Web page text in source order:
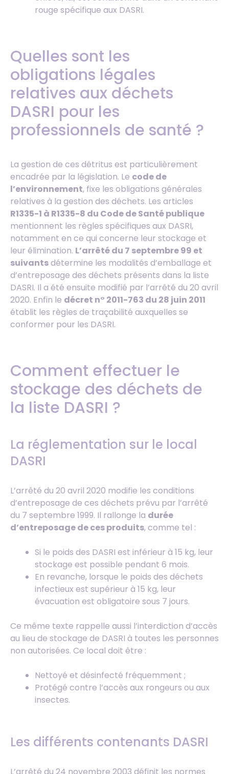
rouge spécifique aux DASRI.
Quelles sont les
obligations légales
relatives aux déchets
DASRI pour les
professionnels de santé ?
La gestion de ces détritus est particulièrement
encadrée par la législation. Le code de
l’environnement, fixe les obligations générales
relatives à la gestion des déchets. Les articles
R1335-1 à R1335-8 du Code de Santé publique
mentionnent les règles spécifiques aux DASRI,
notamment en ce qui concerne leur stockage et
leur élimination. L’arrêté du 7 septembre 99 et
suivantsdétermine les modalités d’emballage et
d’entreposage des déchets présents dans la liste
DASRI. Il a été ensuite modifié par l’arrêté du 20 avril
2020. Enfin le décret n° 2011-763 du 28 juin 2011
établit les règles de traçabilité auxquelles se
conformer pour les DASRI.
Comment effectuer le
stockage des déchets de
la liste DASRI ?
La réglementation sur le local
DASRI
L’arrêté du 20 avril 2020 modifie les conditions
d’entreposage de ces déchets prévu par l’arrêté
du 7 septembre 1999. Il rallonge la durée
d’entreposage de ces produits, comme tel :
Si le poids des DASRI est inférieur à 15 kg, leur
stockage est possible pendant 6 mois.
En revanche, lorsque le poids des déchets
infectieux est supérieur à 15 kg, leur
évacuation est obligatoire sous 7 jours.
Ce même texte rappelle aussi l’interdiction d’accès
au lieu de stockage de DASRI à toutes les personnes
non autorisées. Ce local doit être :
Nettoyé et désinfecté fréquemment ;
Protégé contre l’accès aux rongeurs ou aux
insectes.
Les différents contenants DASRI